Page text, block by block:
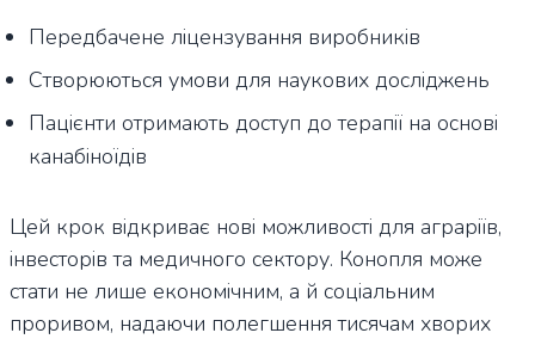
Передбачене ліцензування виробників
Створюються умови для наукових досліджень
Пацієнти отримають доступ до терапії на основі
канабіноїдів
Цей крок відкриває нові можливості для аграріїв,
інвесторів та медичного сектору. Конопля може
стати не лише економічним, а й соціальним
проривом, надаючи полегшення тисячам хворих